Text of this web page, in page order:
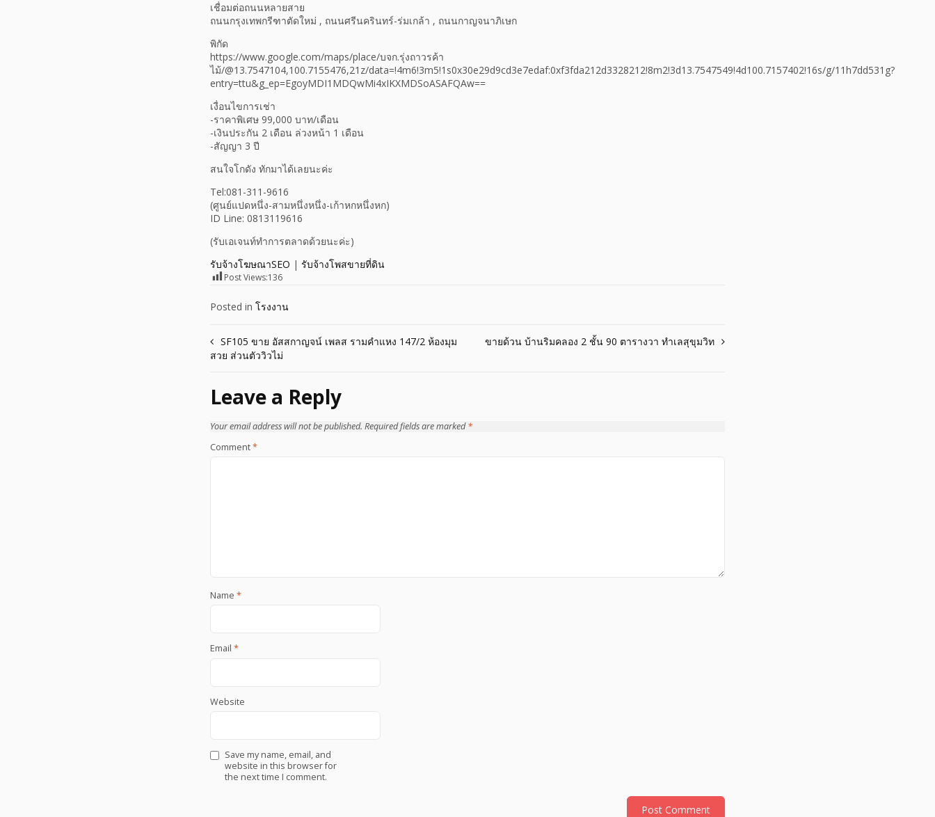
เชื่อมต่อถนนหลายสาย
ถนนกรุงเทพกรีฑาตัดใหม่ , ถนนศรีนครินทร์-ร่มเกล้า , ถนนกาญจนาภิเษก
พิกัด
https://www.google.com/maps/place/บจก.รุ่งถาวรค้า
ไม้/@13.7547104,100.7155476,21z/data=!4m6!3m5!1s0x30e29d9cd3e7edaf:0xf3fda212d3328212!8m2!3d13.7547549!4d100.7157402!16s/g/11h7dd531g?
entry=ttu&g_ep=EgoyMDI1MDQwMi4xIKXMDSoASAFQAw==
เงื่อนไขการเช่า
-ราคาพิเศษ 99,000 บาท/เดือน
-เงินประกัน 2 เดือน ล่วงหน้า 1 เดือน
-สัญญา 3 ปี
สนใจโกดัง ทักมาได้เลยนะค่ะ
Tel:081-311-9616
(ศูนย์แปดหนึ่ง-สามหนึ่งหนึ่ง-เก้าหกหนึ่งหก)
ID Line: 0813119616
(รับเอเจนท์ทำการตลาดด้วยนะค่ะ)
รับจ้างโฆษณาSEO | รับจ้างโพสขายที่ดิน
Post Views:136
Posted in โรงงาน
Post
SF105 ขาย อัสสกาญจน์ เพลส รามคำแหง 147/2 ห้องมุม
สวย ส่วนตัววิวไม่
ขายด้วน บ้านริมคลอง 2 ชั้น 90 ตารางวา ทำเลสุขุมวิท
Leave a Reply
Your email address will not be published. Required fields are marked*
Comment*
Name *
Email *
Website
Save my name, email, and
website in this browser for
the next time I comment.